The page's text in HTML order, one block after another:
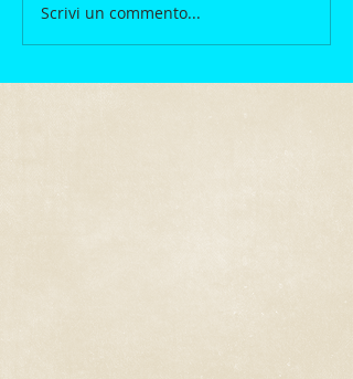
Scrivi un commento...